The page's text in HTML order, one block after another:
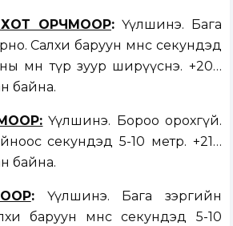
ОРЧМООР:Үүлшинэ. Бага
Салхи баруун өмнөөс секундэд
өмнө түр зуур ширүүснэ. +20…
байна.
Үүлшинэ. Бороо орохгүй.
секундэд 5-10 метр. +21…
байна.
: Үүлшинэ. Бага зэргийн
баруун өмнөөс секундэд 5-10